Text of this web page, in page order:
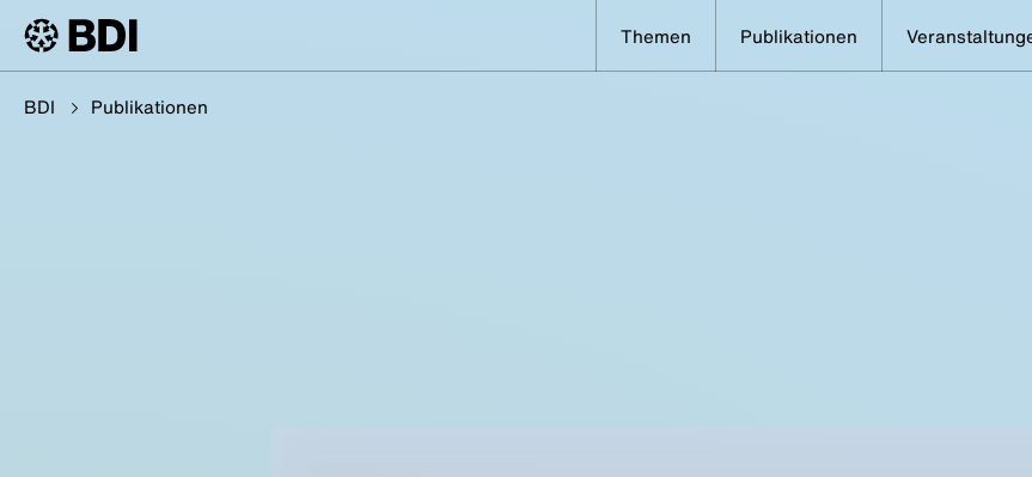
Themen Publikationen
BDI Publikationen